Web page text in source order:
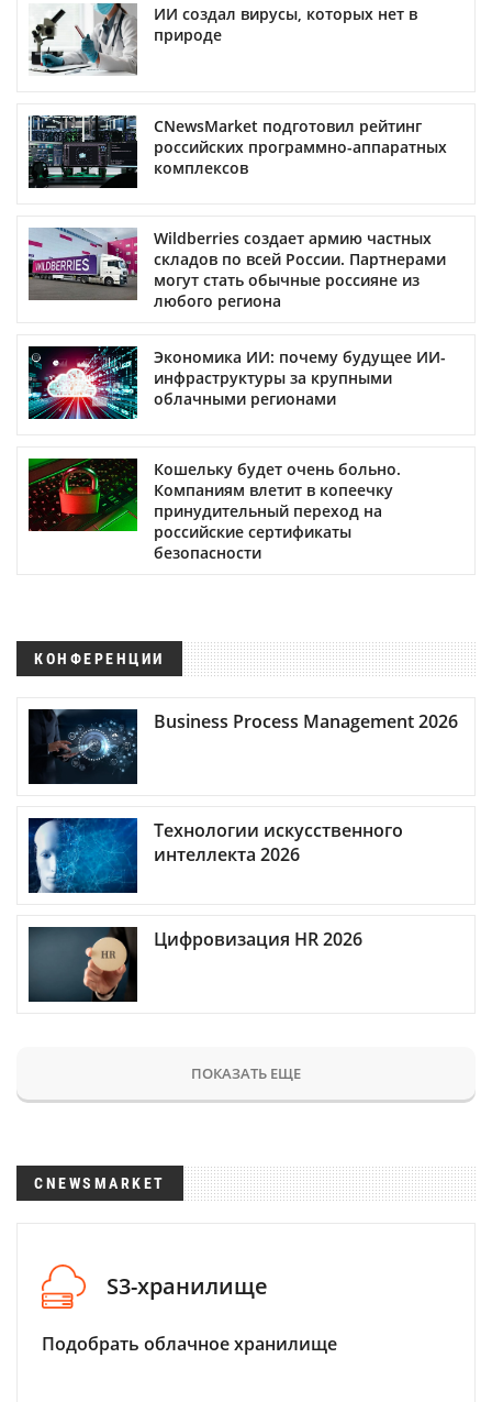
ИИ создал вирусы, которых нет в
природе
CNewsMarket подготовил рейтинг
российских программно-аппаратных
комплексов
Wildberries создает армию частных
складов по всей России. Партнерами
могут стать обычные россияне из
любого региона
Экономика ИИ: почему будущее ИИ-
инфраструктуры за крупными
облачными регионами
Кошельку будет очень больно.
Компаниям влетит в копеечку
принудительный переход на
российские сертификаты
безопасности
КОНФЕРЕНЦИИ
Business Process Management 2026
Технологии искусственного
интеллекта 2026
Цифровизация HR 2026
ПОКАЗАТЬ ЕЩЕ
CNEWSMARKET
S3-хранилище
Подобрать облачное хранилище